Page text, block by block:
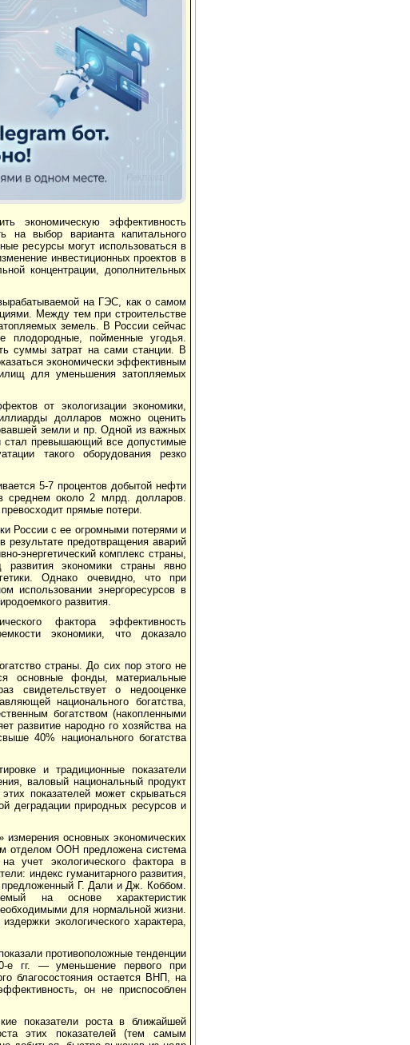
экономическую эффективность
на выбор варианта капитального
ресурсы могут использоваться в
инвестиционных проектов в
концентрации, дополнительных
на ГЭС, как о самом
Между тем при строительстве
земель. В России сейчас
плодородные, пойменные угодья.
суммы затрат на сами станции. В
экономически эффективным
для уменьшения затопляемых
от экологизации экономики,
долларов можно оценить
земли и пр. Одной из важных
стал превышающий все допустимые
такого оборудования резко
5-7 процентов добытой нефти
среднем около 2 млрд. долларов.
прямые потери.
России с ее огромными потерями и
предотвращения аварий
энергетический комплекс страны,
экономики страны явно
Однако очевидно, что при
использовании энергоресурсов в
развития.
фактора эффективность
экономики, что доказало
страны. До сих пор этого не
основные фонды, материальные
свидетельствует о недооценке
национального богатства,
богатством (накопленными
развитие народно го хозяйства на
40% национального богатства
и традиционные показатели
валовый национальный продукт
показателей может скрываться
деградации природных ресурсов и
основных экономических
отделом ООН предложена система
учет экологического фактора в
индекс гуманитарного развития,
предложенный Г. Дали и Дж. Коббом.
на основе характеристик
для нормальной жизни.
экологического характера,
противоположные тенденции
е гг. — уменьшение первого при
благосостояния остается ВНП, на
он не приспособлен
показатели роста в ближайшей
этих показателей (тем самым